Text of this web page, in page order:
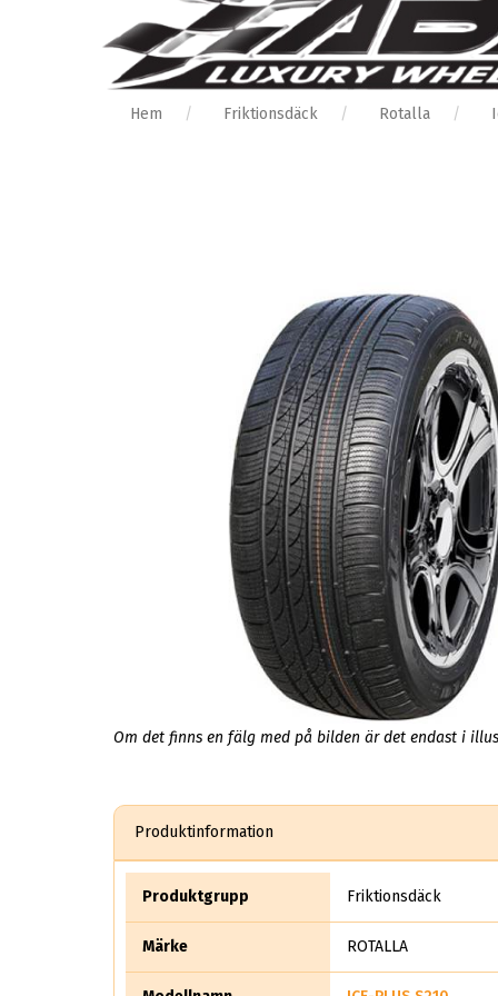
Hem Friktionsdäck Rotalla
Om det finns en fälg med på bilden är det endast i
Produktinformation
Produktgrupp Friktionsdäck
Märke ROTALLA